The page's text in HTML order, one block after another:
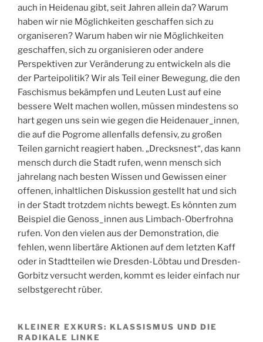
auch in Heidenau gibt, seit Jahren allein da? Warum
haben wir nie Möglichkeiten geschaffen sich zu
organiseren? Warum haben wir nie Möglichkeiten
geschaffen, sich zu organisieren oder andere
Perspektiven zur Veränderung zu entwickeln als die
der Parteipolitik? Wir als Teil einer Bewegung, die den
Faschismus bekämpfen und Leuten Lust auf eine
bessere Welt machen wollen, müssen mindestens so
hart gegen uns sein wie gegen die Heidenauer_innen,
die auf die Pogrome allenfalls defensiv, zu großen
Teilen garnicht reagiert haben. „Drecksnest“, das kann
mensch durch die Stadt rufen, wenn mensch sich
jahrelang nach besten Wissen und Gewissen einer
offenen, inhaltlichen Diskussion gestellt hat und sich
in der Stadt trotzdem nichts bewegt. Es könnten zum
Beispiel die Genoss_innen aus Limbach-Oberfrohna
rufen. Von den vielen aus der Demonstration, die
fehlen, wenn libertäre Aktionen auf dem letzten Kaff
oder in Stadtteilen wie Dresden-Löbtau und Dresden-
Gorbitz versucht werden, kommt es leider einfach nur
selbstgerecht rüber.
KLEINER EXKURS: KLASSISMUS UND DIE
RADIKALE LINKE